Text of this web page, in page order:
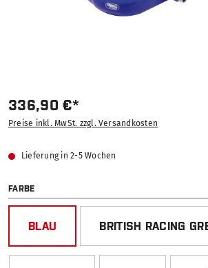
336,90 €*
Preise inkl. MwSt. zzgl. Versandkosten
Lieferung in 2-5 Wochen
FARBEAUSWÄHLEN
BLAU BRITISH RACING